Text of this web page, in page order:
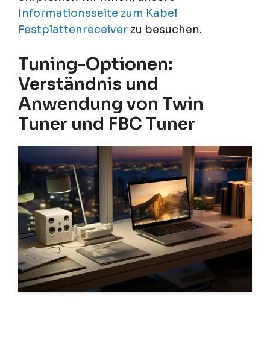
Informationsseite zum Kabel
Festplattenreceiver zu besuchen.
Tuning-Optionen:
Verständnis und
Anwendung von Twin
Tuner und FBC Tuner